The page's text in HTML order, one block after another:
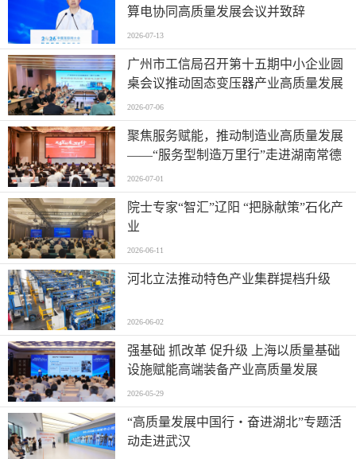
算电协同高质量发展会议并致辞
2026-07-13
广州市工信局召开第十五期中小企业圆
桌会议推动固态变压器产业高质量发展
2026-07-06
聚焦服务赋能，推动制造业高质量发展
——“服务型制造万里行”走进湖南常德
2026-07-01
院士专家“智汇”辽阳 “把脉献策”石化产
业
2026-06-11
河北立法推动特色产业集群提档升级
2026-06-02
强基础 抓改革 促升级 上海以质量基础
设施赋能高端装备产业高质量发展
2026-05-29
“高质量发展中国行・奋进湖北”专题活
动走进武汉